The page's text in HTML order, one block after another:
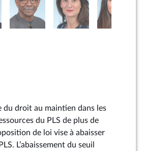
du droit au maintien dans les
du PLS de plus de
de loi vise à abaisser
L’abaissement du seuil